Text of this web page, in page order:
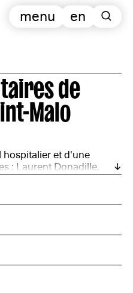
en
menu
de
Malo
hospitalier et d'une
: Laurent Donadille,
de territoire
; Jean Schmid ; Nathalie
; Lexia Bizeul,
des prélèvements ;
directrice adjointe,
Moreau, président de
concours de Armelle
l’Agence de